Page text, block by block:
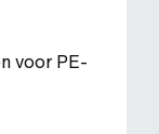
voor PE-